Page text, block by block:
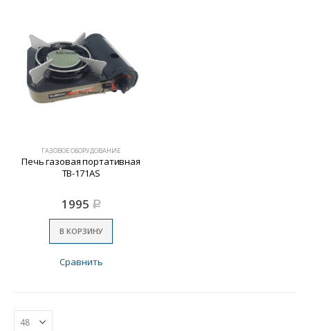
ГАЗОВОЕ ОБОРУДОВАНИЕ
Печь газовая портативная
ТВ-171АS
1995 Р
В КОРЗИНУ
Сравнить